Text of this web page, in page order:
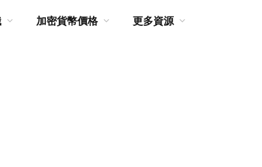
加密貨幣價格 更多資源